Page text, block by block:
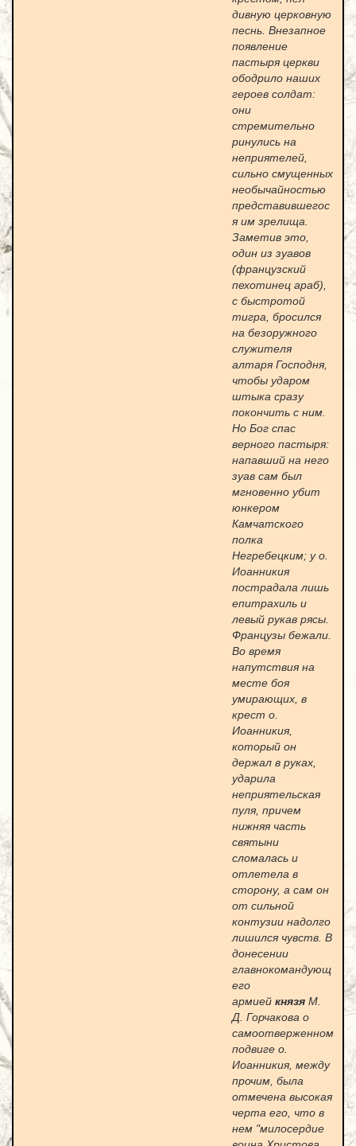
дивную церковную
песнь. Внезапное
появление
пастыря церкви
ободрило наших
героев солдат:
они
стремительно
ринулись на
неприятелей,
сильно смущенных
необычайностью
представившегос
я им зрелища.
Заметив это,
один из зуавов
(французский
пехотинец араб),
с быстротой
тигра, бросился
на безоружного
служителя
алтаря Господня,
чтобы ударом
штыка сразу
покончить с ним.
Но Бог спас
верного пастыря:
напавший на него
зуав сам был
мгновенно убит
юнкером
Камчатского
полка
Негребецким; у о.
Иоанникия
пострадала лишь
епитрахиль и
левый рукав рясы.
Французы бежали.
Во время
напутствия на
месте боя
умирающих, в
крест о.
Иоанникия,
который он
держал в руках,
ударила
неприятельская
пуля, причем
нижняя часть
святыни
сломалась и
отлетела в
сторону, а сам он
от сильной
контузии надолго
лишился чувств. В
донесении
главнокомандующ
его
армией князя М.
Д. Горчакова о
самоотверженном
подвиге о.
Иоанникия, между
прочим, была
отмечена высокая
черта его, что в
нем "милосердие